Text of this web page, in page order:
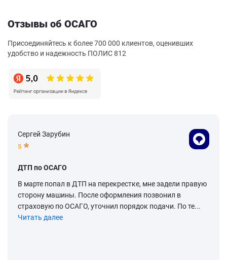
Отзывы об ОСАГО
Присоединяйтесь к более 700 000 клиентов, оценивших
удобство и надежность ПОЛИС 812
Сергей Зарубин
5
ДТП по ОСАГО
В марте попал в ДТП на перекрестке, мне задели правую
сторону машины. После оформления позвонил в
страховую по ОСАГО, уточнил порядок подачи. По те...
Читать далее